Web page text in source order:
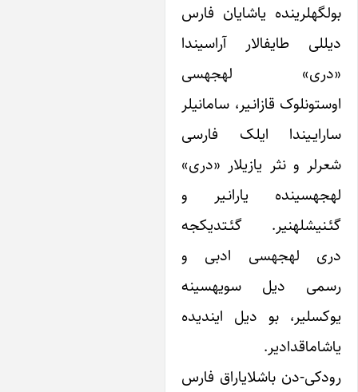
بولگه‎لرینده یاشایان فارس
طایفالار آراسیندا
«دری» لهجه‎سی
اوستونلوک قازانـیر، سامانی‎لر
ایلک فارسی
و نثر یازیلار «دری»
لهجه‎سینده یارانـیر و
گئـنیشله‎نیر. گئـتدیکجه
دری لهجه‎سی ادبی و
رسمی دیل سویه‎سینه
یوکسلیر، بو دیل ایندی‎ده
دن باشلایاراق فارس